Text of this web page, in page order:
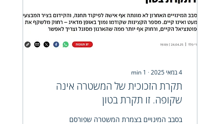
4 במאי 2025 ∙
1
min
תקרת הזכוכית של המשטרה אינה
שקופה. זו תקרת בטון
בסבב המינויים בצמרת המשטרה שפורסם